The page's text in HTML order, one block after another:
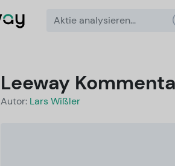
Leeway
Autor: Lars Wißler